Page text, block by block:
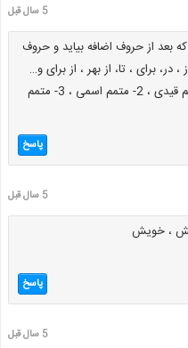
5 سال قبل
از حروف اضافه بیاید و حروف
، در، برای ، تا، از بهر ، از برای و…
متمم درکل سه نوع است :1- متمم قیدی ، 2- متمم اسمی ، 3- متمم
پاسخ
5 سال قبل
پاسخ
5 سال قبل